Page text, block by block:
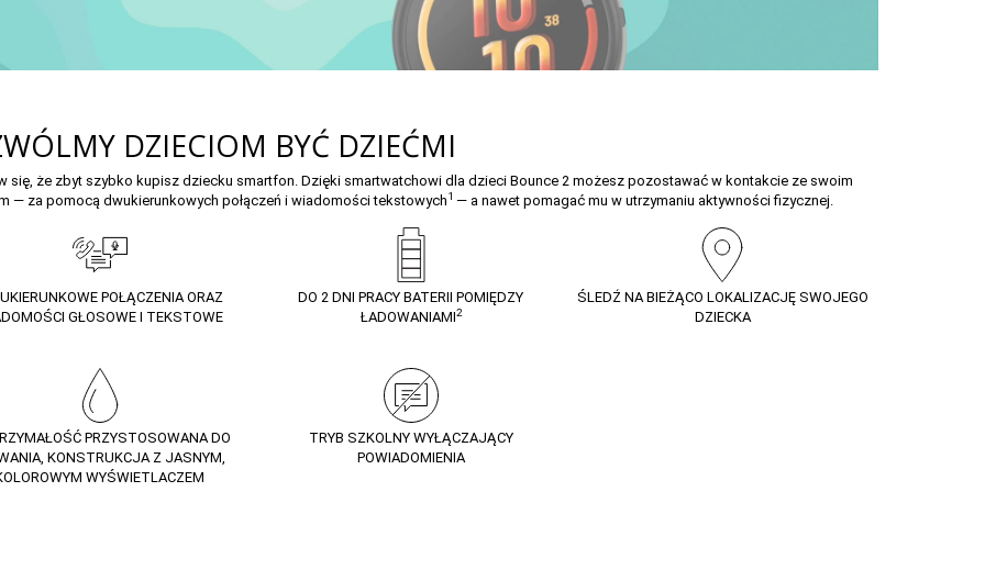
DZIECIOM BYĆ DZIEĆMI
się, że zbyt szybko kupisz dziecku smartfon. Dzięki smartwatchowi dla dzieci Bounce 2 możesz pozostawać w kontakcie ze swoim
— za pomocą dwukierunkowych połączeń i wiadomości tekstowych1 — a nawet pomagać mu w utrzymaniu aktywności fizycznej.
POŁĄCZENIA ORAZ
GŁOSOWE I TEKSTOWE
DO 2 DNI PRACY BATERII POMIĘDZY
ŁADOWANIAMI2
ŚLEDŹ NA BIEŻĄCO LOKALIZACJĘ SWOJEGO
DZIECKA
PRZYSTOSOWANA DO
KONSTRUKCJA Z JASNYM,
WYŚWIETLACZEM
TRYB SZKOLNY WYŁĄCZAJĄCY
POWIADOMIENIA